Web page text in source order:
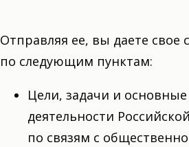
Отправляя ее, вы даете свое
по следующим пунктам:
Цели, задачи и
деятельности
по связям с